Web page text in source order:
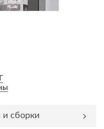
и сборки